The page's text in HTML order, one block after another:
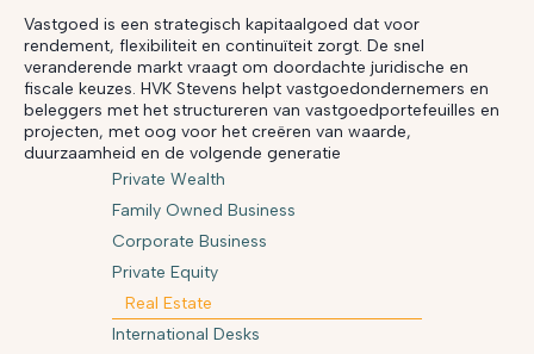
Vastgoed is een strategisch kapitaalgoed dat voor
rendement, flexibiliteit en continuïteit zorgt. De snel
veranderende markt vraagt om doordachte juridische en
fiscale keuzes. HVK Stevens helpt vastgoedondernemers en
beleggers met het structureren van vastgoedportefeuilles en
projecten, met oog voor het creëren van waarde,
duurzaamheid en de volgende generatie
Private Wealth
Family Owned Business
Corporate Business
Private Equity
Real Estate
International Desks